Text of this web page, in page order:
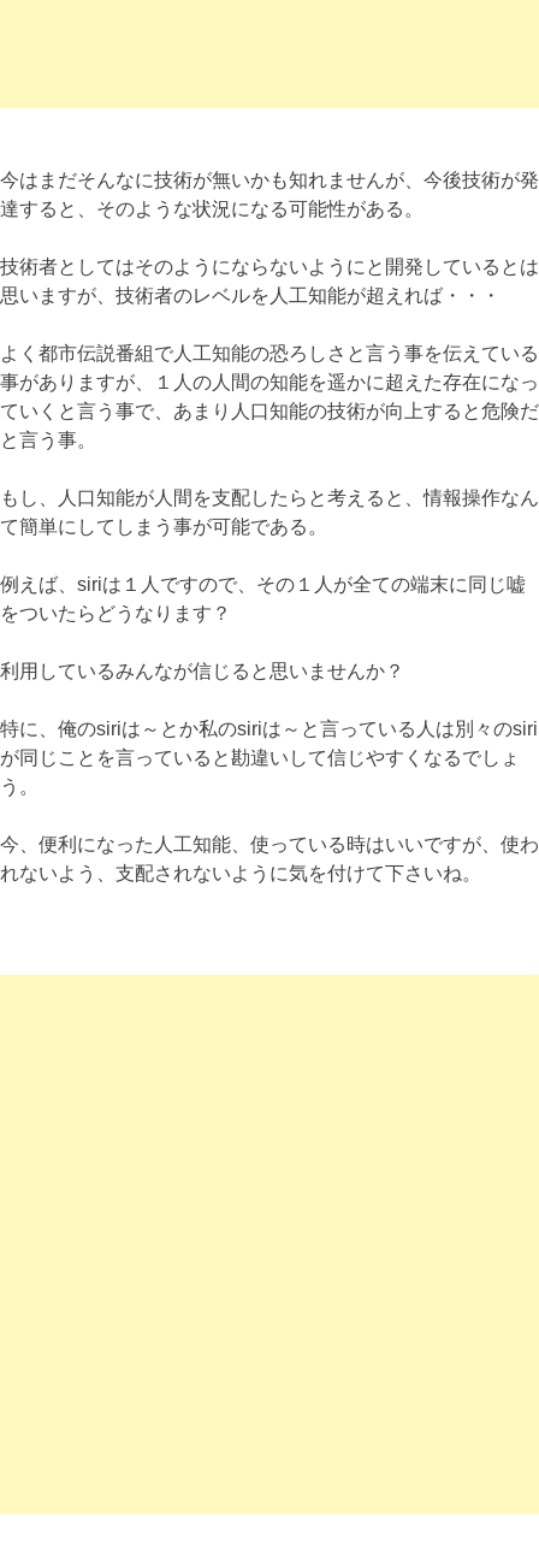
今はまだそんなに技術が無いかも知れませんが、今後技術が発
達すると、そのような状況になる可能性がある。
技術者としてはそのようにならないようにと開発しているとは
思いますが、技術者のレベルを人工知能が超えれば・・・
よく都市伝説番組で人工知能の恐ろしさと言う事を伝えている
事がありますが、１人の人間の知能を遥かに超えた存在になっ
ていくと言う事で、あまり人口知能の技術が向上すると危険だ
と言う事。
もし、人口知能が人間を支配したらと考えると、情報操作なん
て簡単にしてしまう事が可能である。
例えば、siriは１人ですので、その１人が全ての端末に同じ嘘
をついたらどうなります？
利用しているみんなが信じると思いませんか？
特に、俺のsiriは～とか私のsiriは～と言っている人は別々のsiri
が同じことを言っていると勘違いして信じやすくなるでしょ
う。
今、便利になった人工知能、使っている時はいいですが、使わ
れないよう、支配されないように気を付けて下さいね。